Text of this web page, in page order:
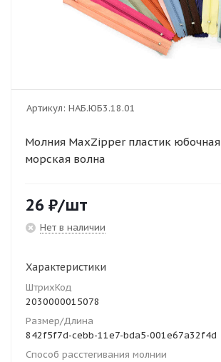
Артикул: НАБ.ЮБ3.18.01
Молния MaxZipper пластик
морская волна
26 ₽/шт
Нет в наличии
Характеристики
ШтрихКод
2030000015078
Размер/Длина
842f5f7d-cebb-11e7-bda5-001e67a32f4d
Способ расстегивания молнии